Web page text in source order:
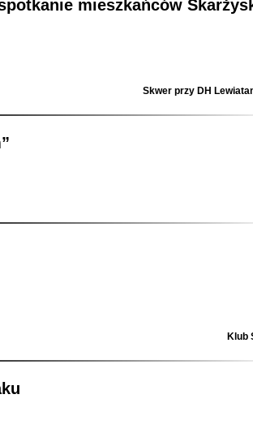
mieszkańców
Skwer przy DH
Klub